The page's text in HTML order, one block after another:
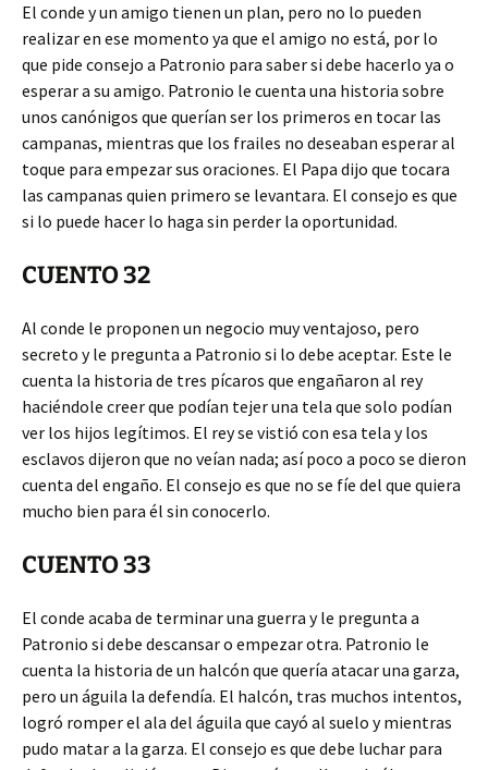
El conde y un amigo tienen un plan, pero no lo pueden
realizar en ese momento ya que el amigo no está, por lo
que pide consejo a Patronio para saber si debe hacerlo ya o
esperar a su amigo. Patronio le cuenta una historia sobre
unos canónigos que querían ser los primeros en tocar las
campanas, mientras que los frailes no deseaban esperar al
toque para empezar sus oraciones. El Papa dijo que tocara
las campanas quien primero se levantara. El consejo es que
si lo puede hacer lo haga sin perder la oportunidad.
CUENTO 32
Al conde le proponen un negocio muy ventajoso, pero
secreto y le pregunta a Patronio si lo debe aceptar. Este le
cuenta la historia de tres pícaros que engañaron al rey
haciéndole creer que podían tejer una tela que solo podían
ver los hijos legítimos. El rey se vistió con esa tela y los
esclavos dijeron que no veían nada; así poco a poco se dieron
cuenta del engaño. El consejo es que no se fíe del que quiera
mucho bien para él sin conocerlo.
CUENTO 33
El conde acaba de terminar una guerra y le pregunta a
Patronio si debe descansar o empezar otra. Patronio le
cuenta la historia de un halcón que quería atacar una garza,
pero un águila la defendía. El halcón, tras muchos intentos,
logró romper el ala del águila que cayó al suelo y mientras
pudo matar a la garza. El consejo es que debe luchar para